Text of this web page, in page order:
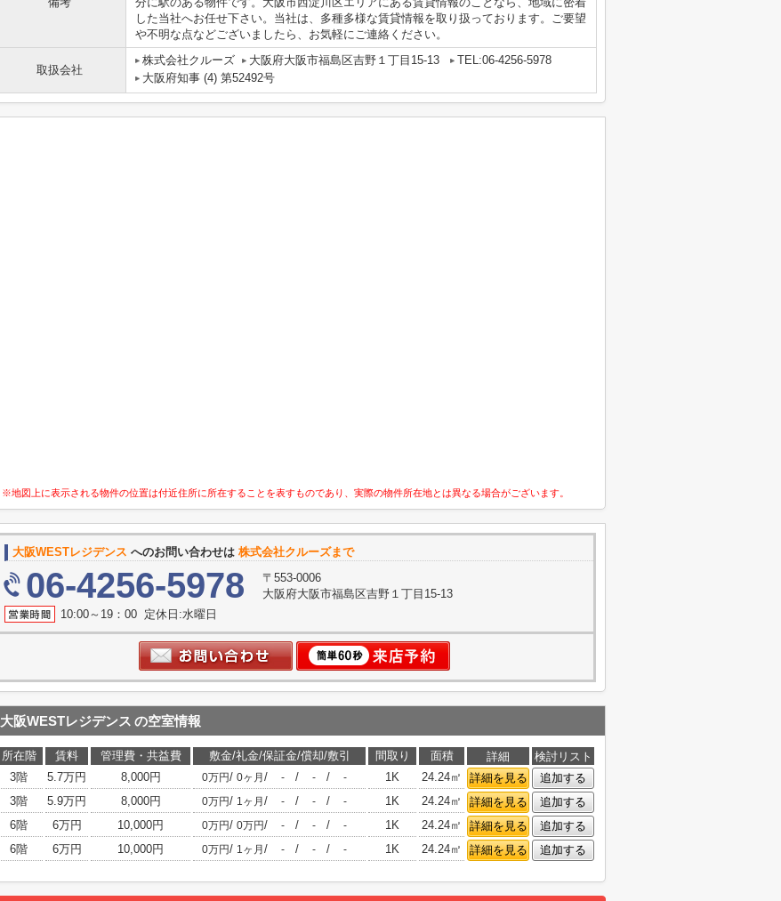
した当社へお任せ下さい。当社は、多種多様な賃貸情報を取り扱っております。ご要望
や不明な点などございましたら、お気軽にご連絡ください。
取扱会社
株式会社クルーズ 大阪府大阪市福島区吉野１丁目15-13
TEL:06-4256-5978
大阪府知事 (4) 第52492号
※地図上に表示される物件の位置は付近住所に所在することを表すものであり、実際の物件所在地とは異なる場合がございます。
大阪WESTレジデンス へのお問い合わせは 株式会社クルーズまで
06-4256-5978
〒553-0006
大阪府大阪市福島区吉野１丁目15-13
10:00～19：00 定休日:水曜日
大阪WESTレジデンス の空室情報
所在階 賃料 管理費・共益費 敷金/礼金/保証金/償却/敷引 間取り 面積 詳細
検討リスト
3階
5.7万円 8,000円 0万円/ 0ヶ月 / - / - / - 1K 24.24㎡ 詳細を見る
追加する
3階
5.9万円 8,000円 0万円/ 1ヶ月 / - / - / - 1K 24.24㎡ 詳細を見る
追加する
6階
6万円 10,000円 0万円/ 0万円/ - / - / - 1K 24.24㎡ 詳細を見る
追加する
6階
6万円 10,000円 0万円/ 1ヶ月 / - / - / - 1K 24.24㎡ 詳細を見る 追加する